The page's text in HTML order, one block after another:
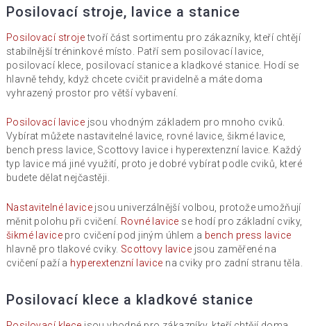
Posilovací stroje, lavice a stanice
Posilovací strojetvoří část sortimentu pro zákazníky, kteří chtějí
stabilnější tréninkové místo. Patří sem posilovací lavice,
posilovací klece, posilovací stanice a kladkové stanice. Hodí se
hlavně tehdy, když chcete cvičit pravidelně a máte doma
vyhrazený prostor pro větší vybavení.
Posilovací lavice jsou vhodným základem pro mnoho cviků.
Vybírat můžete nastavitelné lavice, rovné lavice, šikmé lavice,
bench press lavice, Scottovy lavice i hyperextenzní lavice. Každý
typ lavice má jiné využití, proto je dobré vybírat podle cviků, které
budete dělat nejčastěji.
Nastavitelné lavicejsou univerzálnější volbou, protože umožňují
měnit polohu při cvičení. Rovné lavice se hodí pro základní cviky,
šikmé lavice pro cvičení pod jiným úhlem a bench press lavice
hlavně pro tlakové cviky. Scottovy lavice jsou zaměřené na
cvičení paží a hyperextenzní lavice na cviky pro zadní stranu těla.
Posilovací klece a kladkové stanice